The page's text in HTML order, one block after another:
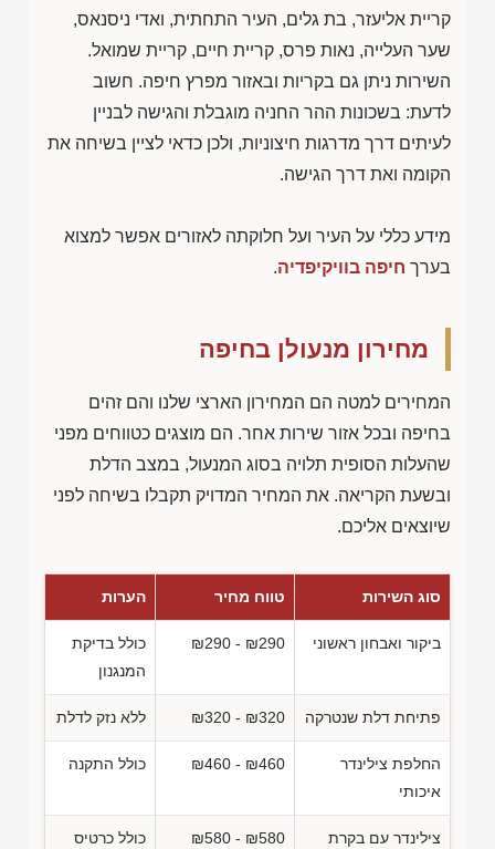
קריית אליעזר, בת גלים, העיר התחתית, ואדי ניסנאס,
שער העלייה, נאות פרס, קריית חיים, קריית שמואל.
השירות ניתן גם בקריות ובאזור מפרץ חיפה. חשוב
לדעת: בשכונות ההר החניה מוגבלת והגישה לבניין
לעיתים דרך מדרגות חיצוניות, ולכן כדאי לציין בשיחה את
הקומה ואת דרך הגישה.
מידע כללי על העיר ועל חלוקתה לאזורים אפשר למצוא
בערך חיפה בוויקיפדיה.
מחירון מנעולן בחיפה
המחירים למטה הם המחירון הארצי שלנו והם זהים
בחיפה ובכל אזור שירות אחר. הם מוצגים כטווחים מפני
שהעלות הסופית תלויה בסוג המנעול, במצב הדלת
ובשעת הקריאה. את המחיר המדויק תקבלו בשיחה לפני
שיוצאים אליכם.
סוג השירות טווח מחיר הערות
ביקור ואבחון ראשוני ₪290 - ₪290
כולל בדיקת
המנגנון
פתיחת דלת שנטרקה ₪320 - ₪320 ללא נזק לדלת
החלפת צילינדר
איכותי
₪460 - ₪460 כולל התקנה
צילינדר עם בקרת
₪580 - ₪580
כולל כרטיס